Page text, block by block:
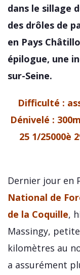
dans le sillage
des drôles de
en Pays
épilogue, une
sur-Seine.
Difficulté :
Dénivelé :
25 1/25000è
Dernier jour en
National de
de la Coquille,
Massingy,
kilomètres au
a assurément